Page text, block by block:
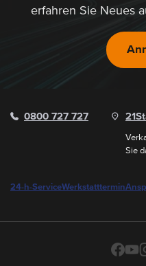
erfahren Sie Neues
0800 727 727 21
Sie
24-h-ServiceWerkstatttermin